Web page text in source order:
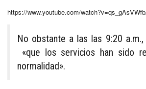
https://www.youtube.com/
No obstante a las las 9:20
«que los servicios han sido
normalidad».